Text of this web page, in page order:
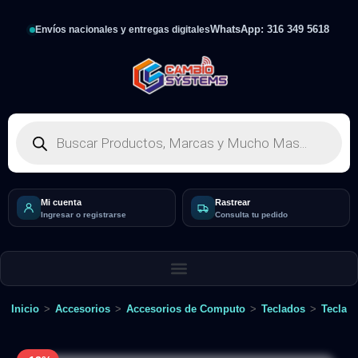
Envíos nacionales y entregas digitalesWhatsApp: 316 349 5618
Mi cuenta
Ingresar o registrarse
Rastrear
Consulta tu pedido
Inicio > Accesorios > Accesorios de Computo > Teclados >